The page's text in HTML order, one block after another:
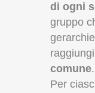
di ogni
gruppo
comune.
Per